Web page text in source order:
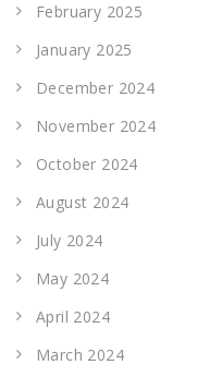
February 2025
January 2025
December 2024
November 2024
October 2024
August 2024
July 2024
May 2024
April 2024
March 2024